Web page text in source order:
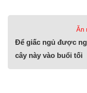
Ăn
Để giấc ngủ được
cây này vào buổi tối